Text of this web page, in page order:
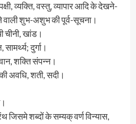
व्यक्ति, वस्तु, व्यापार आदि के देखने-
शुभ-अशुभ की पूर्व-सूचना।
चीनी, खांड।
दुर्गा।
शक्ति संपन्न।
अवधि, शती, सदी।
जिसमे शब्दों के सम्यक् वर्ण विन्यास,